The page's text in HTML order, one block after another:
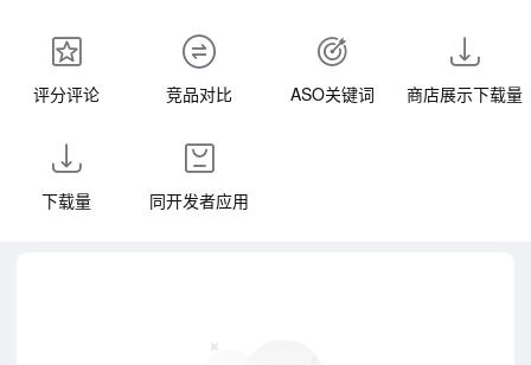
评分评论 竞品对比 ASO关键词 商店展示下载量
下载量 同开发者应用